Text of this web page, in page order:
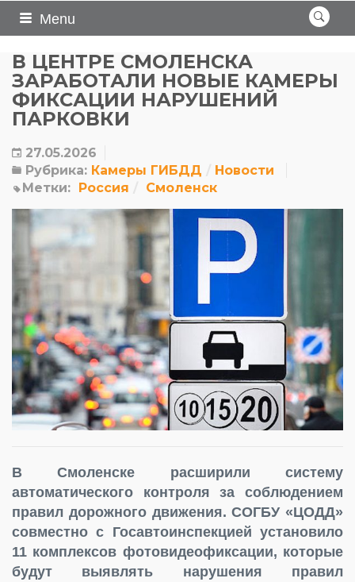
Menu
В ЦЕНТРЕ СМОЛЕНСКА
ЗАРАБОТАЛИ НОВЫЕ КАМЕРЫ
ФИКСАЦИИ НАРУШЕНИЙ
ПАРКОВКИ
27.05.2026
Рубрика: Камеры ГИБДД
Новости
Метки: Россия Смоленск
В Смоленске расширили систему
автоматического контроля за соблюдением
правил дорожного движения. СОГБУ «ЦОДД»
совместно с Госавтоинспекцией установило
11 комплексов фотовидеофиксации, которые
будут выявлять нарушения правил